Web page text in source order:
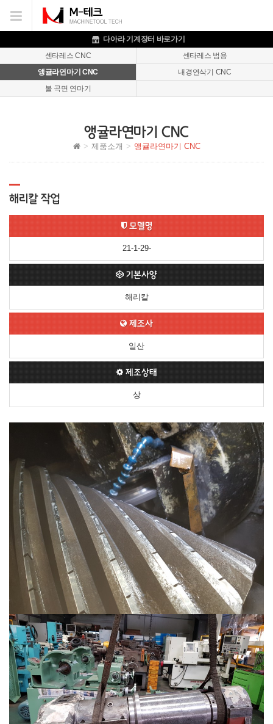
이메일을
입력하시면
등록
시
전송됩니다.
다아라 기계장터 바로가기
센타레스 CNC
센타레스 범용
앵귤라연마기 CNC
내경연삭기 CNC
볼 곡면 연마기
앵귤라연마기 CNC
제품소개 앵귤라연마기 CNC
해리칼 작업
모델명
21-1-29-
기본사양
해리칼
제조사
일산
제조상태
상